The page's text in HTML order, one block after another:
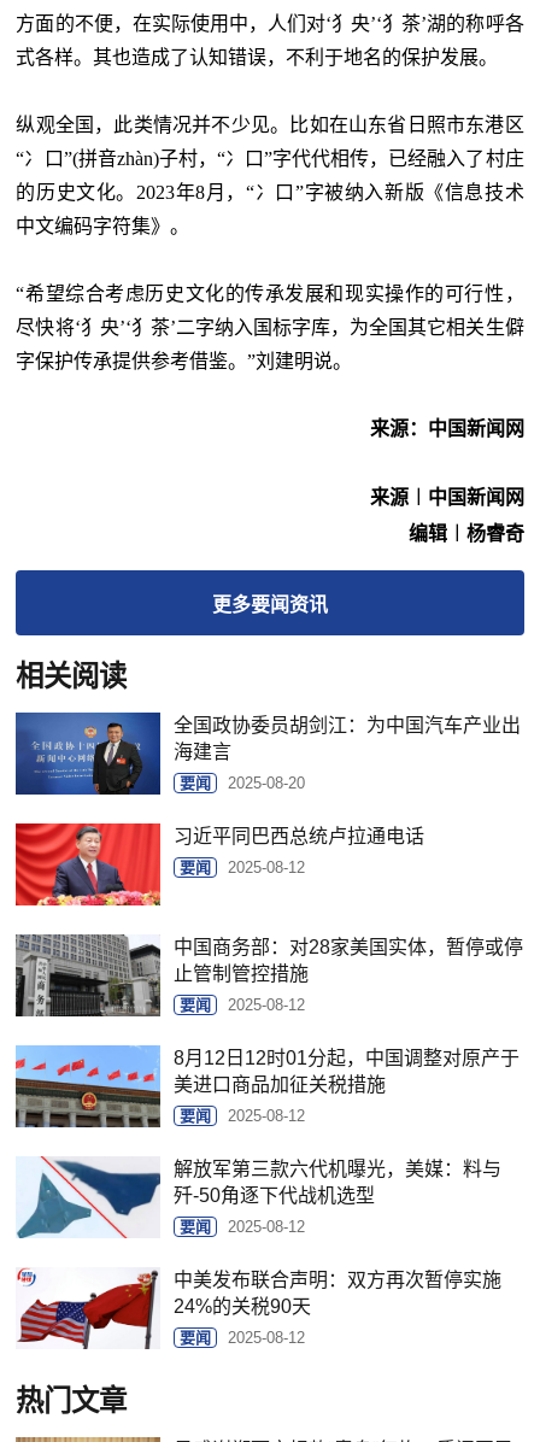
方面的不便，在实际使用中，人们对‘犭央’‘犭茶’湖的称呼各
式各样。其也造成了认知错误，不利于地名的保护发展。
纵观全国，此类情况并不少见。比如在山东省日照市东港区
“冫口”(拼音zhàn)子村，“冫口”字代代相传，已经融入了村庄
的历史文化。2023年8月，“冫口”字被纳入新版《信息技术
中文编码字符集》。
“希望综合考虑历史文化的传承发展和现实操作的可行性，
尽快将‘犭央’‘犭茶’二字纳入国标字库，为全国其它相关生僻
字保护传承提供参考借鉴。”刘建明说。
来源：中国新闻网
来源︱中国新闻网
编辑︱杨睿奇
更多要闻资讯
相关阅读
全国政协委员胡剑江：为中国汽车产业出
海建言
要闻 2025-08-20
习近平同巴西总统卢拉通电话
要闻 2025-08-12
中国商务部：对28家美国实体，暂停或停
止管制管控措施
要闻 2025-08-12
8月12日12时01分起，中国调整对原产于
美进口商品加征关税措施
要闻 2025-08-12
解放军第三款六代机曝光，美媒：料与
歼-50角逐下代战机选型
要闻 2025-08-12
中美发布联合声明：双方再次暂停实施
24%的关税90天
要闻 2025-08-12
热门文章